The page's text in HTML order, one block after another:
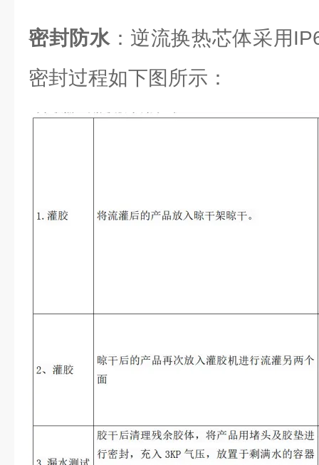
密封防水：逆流换热芯体采用
密封过程如下图所示：